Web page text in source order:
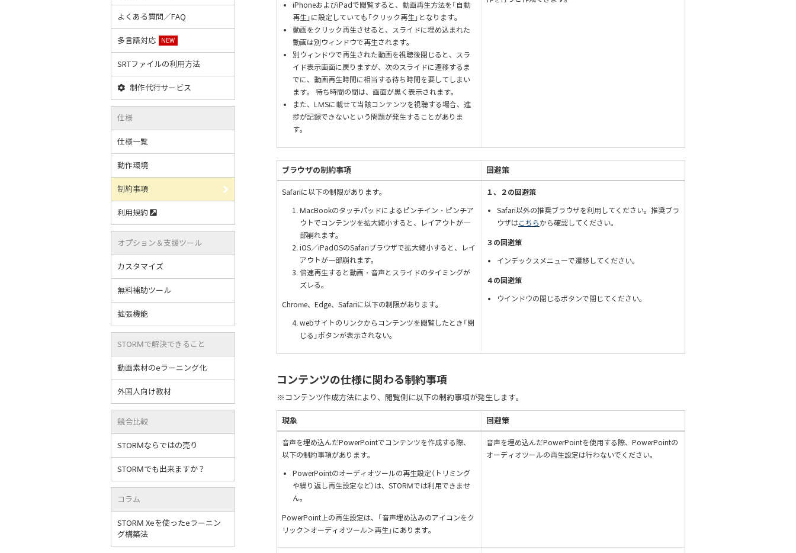
iPhoneおよびiPadで閲覧すると、動画再生方法を「自動
再生」に設定していても「クリック再生」となります。
動画をクリック再生させると、スライドに埋め込まれた
動画は別ウィンドウで再生されます。
別ウィンドウで再生された動画を視聴後閉じると、スラ
イド表示画面に戻りますが、次のスライドに遷移するま
でに、動画再生時間に相当する待ち時間を要してしまい
ます。 待ち時間の間は、画面が黒く表示されます。
また、LMSに載せて当該コンテンツを視聴する場合、進
捗が記録できないという問題が発生することがありま
す。
ブラウザの制約事項 回避策
Safariに以下の制限があります。
MacBookのタッチパッドによるピンチイン・ピンチア
ウトでコンテンツを拡大縮小すると、レイアウトが一
部崩れます。
iOS／iPadOSのSafariブラウザで拡大縮小すると、レイ
アウトが一部崩れます。
倍速再生すると動画・音声とスライドのタイミングが
ズレる。
Chrome、Edge、Safariに以下の制限があります。
webサイトのリンクからコンテンツを閲覧したとき「閉
じる」ボタンが表示されない。
１、２の回避策
Safari以外の推奨ブラウザを利用してください。推奨ブラ
ウザはこちら から確認してください。
３の回避策
インデックスメニューで遷移してください。
４の回避策
ウインドウの閉じるボタンで閉じてください。
コンテンツの仕様に関わる制約事項
※コンテンツ作成方法により、閲覧側に以下の制約事項が発生します。
現象 回避策
音声を埋め込んだPowerPointでコンテンツを作成する際、
以下の制約事項があります。
PowerPointのオーディオツールの再生設定（トリミング
や繰り返し再生設定など）は、STORMでは利用できませ
ん。
PowerPoint上の再生設定は、「音声埋め込みのアイコンをク
リック＞オーディオツール＞再生」にあります。
音声を埋め込んだPowerPointを使用する際、PowerPointの
オーディオツールの再生設定は行わないでください。
よくある質問／FAQ
多言語対応 NEW
SRTファイルの利用方法
制作代行サービス
仕様
仕様一覧
動作環境
制約事項
利用規約
オプション＆支援ツール
カスタマイズ
無料補助ツール
拡張機能
STORMで解決できること
動画素材のeラーニング化
外国人向け教材
競合比較
STORMならではの売り
STORMでも出来ますか？
コラム
STORM Xeを使ったeラーニン
グ構築法